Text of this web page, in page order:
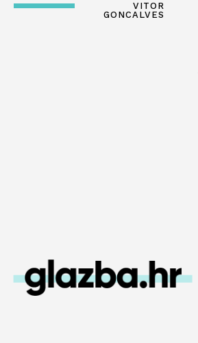
VITOR
GONCALVES